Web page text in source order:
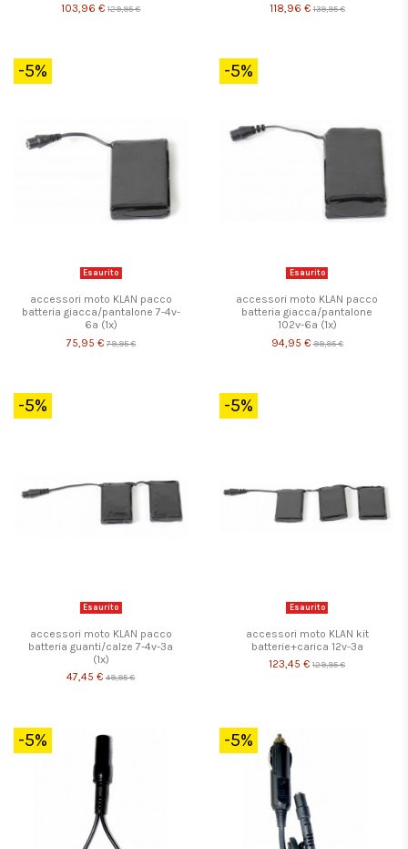
103,96 € 129,95 €
118,96 € 139,95 €
-5%
Esaurito
accessori moto KLAN pacco
batteria giacca/pantalone 7-4v-
6a (1x)
75,95 € 79,95 €
-5%
Esaurito
accessori moto KLAN pacco
batteria giacca/pantalone
102v-6a (1x)
94,95 € 99,95 €
-5%
Esaurito
accessori moto KLAN pacco
batteria guanti/calze 7-4v-3a
(1x)
47,45 € 49,95 €
-5%
Esaurito
accessori moto KLAN kit
batterie+carica 12v-3a
123,45 € 129,95 €
-5% -5%